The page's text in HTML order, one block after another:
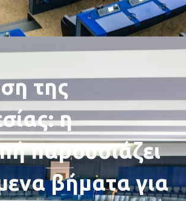
της
η
παρουσιάζει
βήματα για